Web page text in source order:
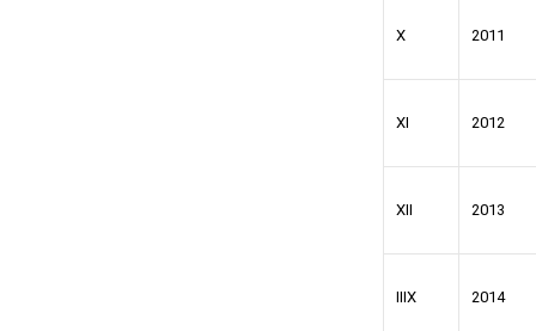
X 2011
XI 2012
XII 2013
IIIX 2014